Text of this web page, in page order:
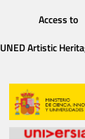
Access to
UNED Artistic